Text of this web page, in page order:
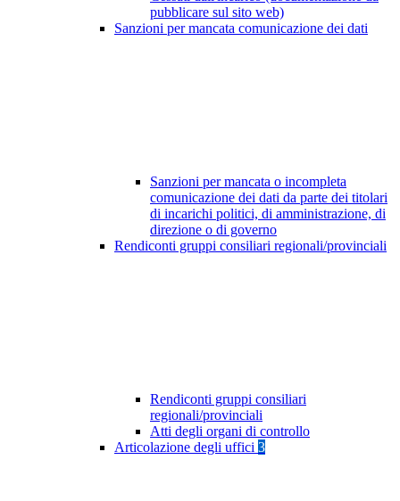
pubblicare sul sito web)
Sanzioni per mancata comunicazione dei dati
Sanzioni per mancata o incompleta
comunicazione dei dati da parte dei titolari
di incarichi politici, di amministrazione, di
direzione o di governo
Rendiconti gruppi consiliari regionali/provinciali
Rendiconti gruppi consiliari
regionali/provinciali
Atti degli organi di controllo
Articolazione degli uffici 3